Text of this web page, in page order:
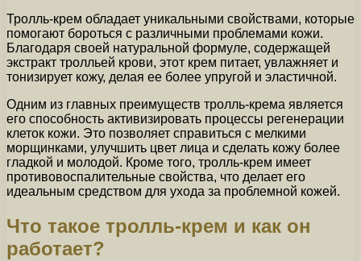
Тролль-крем обладает уникальными свойствами, которые
помогают бороться с различными проблемами кожи.
Благодаря своей натуральной формуле, содержащей
экстракт тролльей крови, этот крем питает, увлажняет и
тонизирует кожу, делая ее более упругой и эластичной.
Одним из главных преимуществ тролль-крема является
его способность активизировать процессы регенерации
клеток кожи. Это позволяет справиться с мелкими
морщинками, улучшить цвет лица и сделать кожу более
гладкой и молодой. Кроме того, тролль-крем имеет
противовоспалительные свойства, что делает его
идеальным средством для ухода за проблемной кожей.
Что такое тролль-крем и как он
работает?